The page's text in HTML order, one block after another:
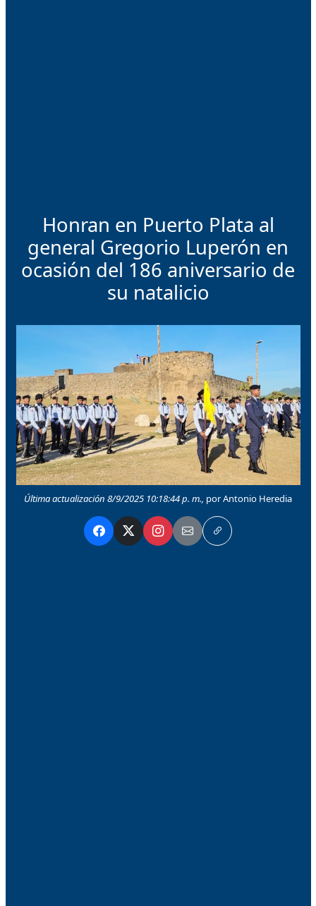
Honran en Puerto Plata al
general Gregorio Luperón en
ocasión del 186 aniversario de
su natalicio
Última actualización 8/9/2025 10:18:44 p. m., por Antonio Heredia